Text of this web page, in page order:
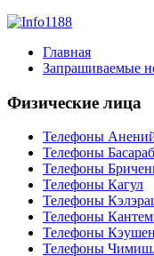
Главная
Запрашиваемые
Физические лица
Телефоны
Телефоны
Телефоны
Телефоны Кагул
Телефоны
Телефоны
Телефоны
Телефоны